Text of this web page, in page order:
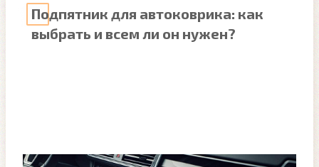
Подпятник для автоковрика: как
выбрать и всем ли он нужен?